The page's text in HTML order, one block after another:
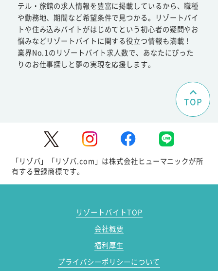
テル・旅館の求人情報を豊富に掲載しているから、職種
や勤務地、期間など希望条件で見つかる。リゾートバイ
トや住み込みバイトがはじめてという初心者の疑問やお
悩みなどリゾートバイトに関する役立つ情報も満載！
業界No.1のリゾートバイト求人数で、あなたにぴった
りのお仕事探しと夢の実現を応援します。
TOP
「リゾバ」「リゾバ.com」は株式会社ヒューマニックが所
有する登録商標です。
リゾートバイトTOP
会社概要
福利厚生
プライバシーポリシーについて